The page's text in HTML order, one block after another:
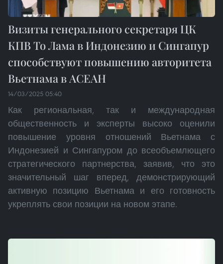
Визиты генерального секретаря ЦК
КПВ То Лама в Индонезию и Сингапур
способствуют повышению авторитета
Вьетнама в АСЕАН
14/03/2025 05:40
Как региональная, так и международная
общественность и эксперты высоко оценили
повышение уровня отношений Вьетнама с
Индонезией и Сингапуром до всеобъемлющего
стратегического партнерства, заявив, что это
значительный шаг вперед, демонстрирующий
активную позицию Вьетнама и его готовность
укреплять свои позиции на новом этапе.